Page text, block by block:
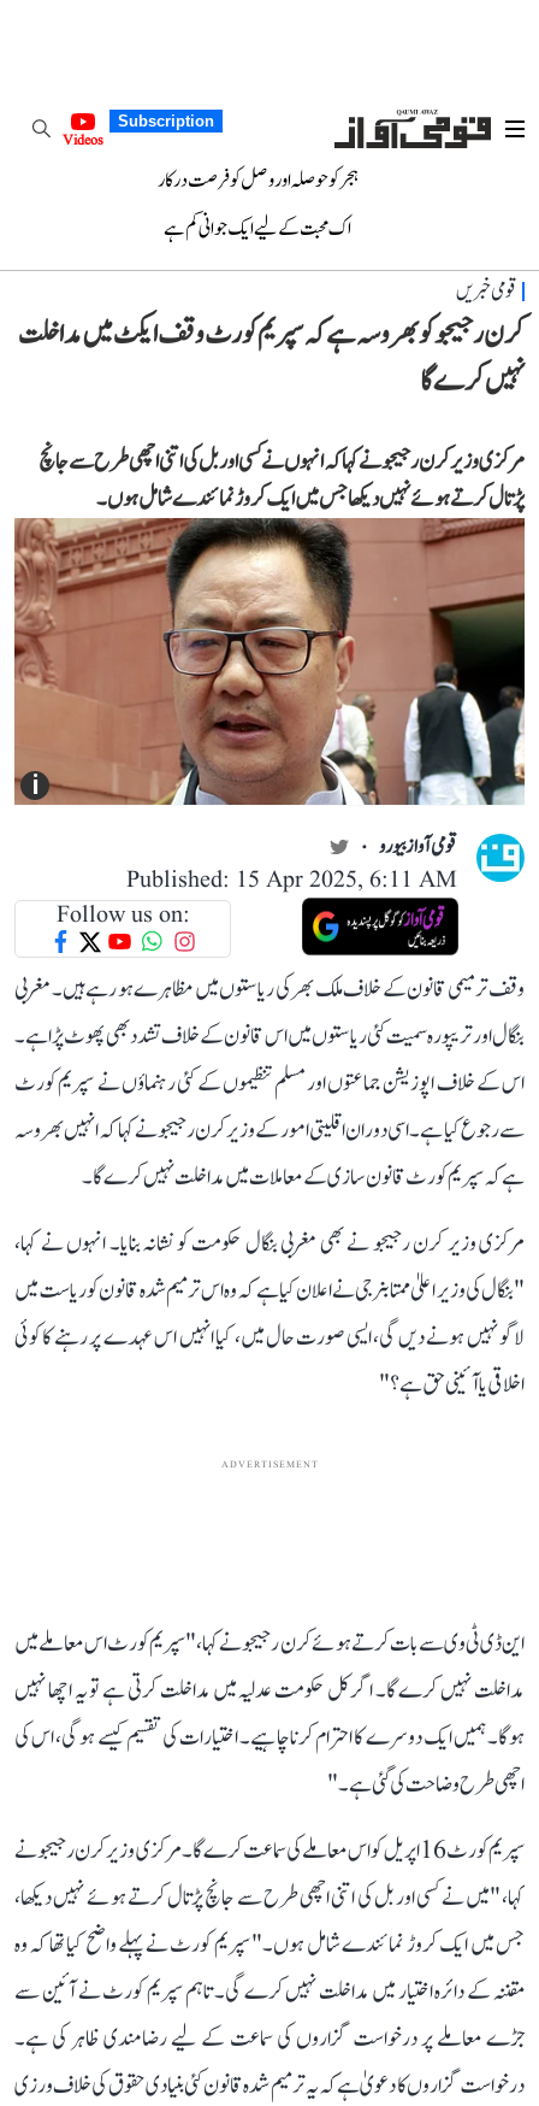
Subscription
Videos
ہجر کو حوصلہ اور وصل کو فرصت درکار
اک محبت کے لیے ایک جوانی کم ہے
قومی خبریں
کرن رجیجو کو بھروسہ ہے کہ سپریم کورٹ وقف ایکٹ میں مداخلت
نہیں کرے گا
مرکزی وزیر کرن رجیجو نے کہا کہ انہوں نے کسی اور بل کی اتنی اچھی طرح سے جانچ
پڑتال کرتے ہوئے نہیں دیکھا جس میں ایک کروڑ نمائندے شامل ہوں۔
i
قومی آواز بیورو
Published: 15 Apr 2025, 6:11 AM
Follow us on:
وقف ترمیمی قانون کے خلاف ملک بھر کی ریاستوں میں مظاہرے ہو رہے ہیں۔ مغربی
بنگال اور تریپورہ سمیت کئی ریاستوں میں اس قانون کے خلاف تشدد بھی پھوٹ پڑا ہے۔
اس کے خلاف اپوزیشن جماعتوں اور مسلم تنظیموں کے کئی رہنماؤں نے سپریم کورٹ
سے رجوع کیا ہے ۔ اسی دوران اقلیتی امور کے وزیر کرن رجیجو نے کہا کہ انہیں بھروسہ
ہے کہ سپریم کورٹ قانون سازی کے معاملات میں مداخلت نہیں کرے گا۔
مرکزی وزیر کرن رجیجو نے بھی مغربی بنگال حکومت کو نشانہ بنایا۔ انہوں نے کہا،
"بنگال کی وزیر اعلیٰ ممتا بنرجی نے اعلان کیا ہے کہ وہ اس ترمیم شدہ قانون کو ریاست میں
لاگو نہیں ہونے دیں گی، ایسی صورت حال میں، کیا انہیں اس عہدے پر رہنے کا کوئی
اخلاقی یا آئینی حق ہے؟"
ADVERTISEMENT
این ڈی ٹی وی سے بات کرتے ہوئے کرن رجیجو نے کہا، "سپریم کورٹ اس معاملے میں
مداخلت نہیں کرے گا۔ اگر کل حکومت عدلیہ میں مداخلت کرتی ہے تو یہ اچھا نہیں
ہوگا۔ ہمیں ایک دوسرے کا احترام کرنا چاہیے۔ اختیارات کی تقسیم کیسے ہو گی، اس کی
اچھی طرح وضاحت کی گئی ہے۔"
سپریم کورٹ 16 اپریل کو اس معاملے کی سماعت کرے گا۔ مرکزی وزیر کرن رجیجو نے
کہا، "میں نے کسی اور بل کی اتنی اچھی طرح سے جانچ پڑتال کرتے ہوئے نہیں دیکھا،
جس میں ایک کروڑ نمائندے شامل ہوں۔" سپریم کورٹ نے پہلے واضح کیا تھا کہ وہ
مقننہ کے دائرہ اختیار میں مداخلت نہیں کرے گی۔ تاہم سپریم کورٹ نے آئین سے
جڑے معاملے پر درخواست گزاروں کی سماعت کے لیے رضامندی ظاہر کی ہے۔
درخواست گزاروں کا دعویٰ ہے کہ یہ ترمیم شدہ قانون کئی بنیادی حقوق کی خلاف ورزی